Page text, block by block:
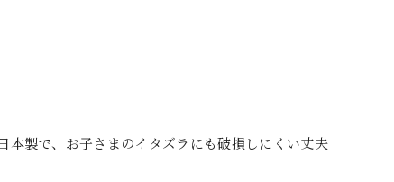
本製で、お子さまのイタズラにも破損しにくい丈夫